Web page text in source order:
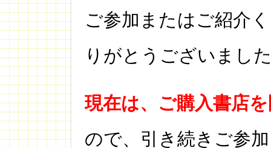
ご参加またはご紹介
りがとうございまし
現在は、ご購入書店
ので、引き続きご参